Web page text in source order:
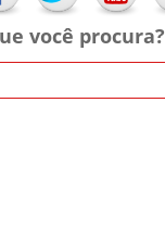
você procura?